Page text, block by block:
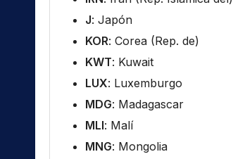
J: Japón
KOR: Corea (Rep. de)
KWT: Kuwait
LUX: Luxemburgo
MDG: Madagascar
MLI: Malí
MNG: Mongolia